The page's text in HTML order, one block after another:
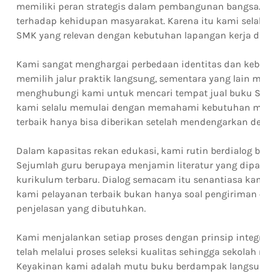
memiliki peran strategis dalam pembangunan
terhadap kehidupan masyarakat. Karena itu kami
SMK yang relevan dengan kebutuhan lapangan kerja
Kami sangat menghargai perbedaan identitas dan
memilih jalur praktik langsung, sementara yang lain
menghubungi kami untuk mencari tempat jual buku
kami selalu memulai dengan memahami kebutuhan
terbaik hanya bisa diberikan setelah mendengarkan
Dalam kapasitas rekan edukasi, kami rutin berdialog
Sejumlah guru berupaya menjamin literatur yang
kurikulum terbaru. Dialog semacam itu senantiasa
kami pelayanan terbaik bukan hanya soal
penjelasan yang dibutuhkan.
Kami menjalankan setiap proses dengan prinsip
telah melalui proses seleksi kualitas sehingga
Keyakinan kami adalah mutu buku berdampak